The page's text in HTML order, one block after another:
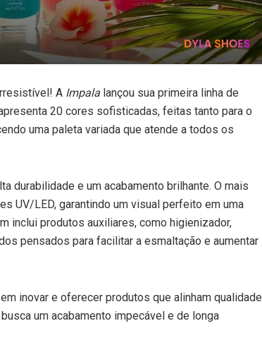
A Impala lançou sua primeira linha de
20 cores sofisticadas, feitas tanto para o
uma paleta variada que atende a todos os
durabilidade e um acabamento brilhante. O mais
UV/LED, garantindo um visual perfeito em uma
inclui produtos auxiliares, como higienizador,
pensados para facilitar a esmaltação e aumentar
inovar e oferecer produtos que alinham qualidade
um acabamento impecável e de longa